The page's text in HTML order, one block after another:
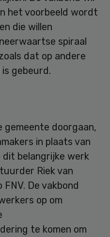
het voorbeeld wordt
die willen
spiraal
dat op andere
gebeurd.
gemeente doorgaan,
in plaats van
belangrijke werk
Riek van
FNV. De vakbond
op om
te komen om